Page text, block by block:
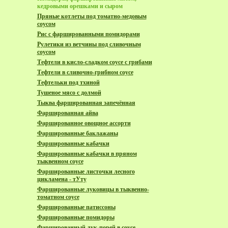
кедровыми орешками и сыром
Пряные котлеты под томатно-медовым
соусом
Рис с фаршированными помидорами
Рулетики из ветчины под сливочным
соусом
Тефтели в кисло-сладком соусе с грибами
Тефтели в сливочно-грибном соусе
Тефтельки под тхиной
Тушеное мясо с долмой
Тыква фаршированная запечённая
Фаршированная айва
Фаршированное овощное ассорти
Фаршированные баклажаны
Фаршированные кабачки
Фаршированные кабачки в пряном
тыквенном соусе
Фаршированные листочки лесного
цикламена - тУту
Фаршированные луковицы в тыквенно-
томатном соусе
Фаршированные патиссоны
Фаршированные помидоры